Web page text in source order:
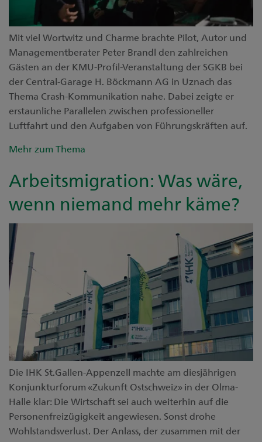
Mit viel Wortwitz und Charme brachte Pilot, Autor und
Managementberater Peter Brandl den zahlreichen
Gästen an der KMU-Profil-Veranstaltung der SGKB bei
der Central-Garage H. Böckmann AG in Uznach das
Thema Crash-Kommunikation nahe. Dabei zeigte er
erstaunliche Parallelen zwischen professioneller
Luftfahrt und den Aufgaben von Führungskräften auf.
Mehr zum Thema
Arbeitsmigration: Was wäre,
wenn niemand mehr käme?
Die IHK St.Gallen-Appenzell machte am diesjährigen
Konjunkturforum «Zukunft Ostschweiz» in der Olma-
Halle klar: Die Wirtschaft sei auch weiterhin auf die
Personenfreizügigkeit angewiesen. Sonst drohe
Wohlstandsverlust. Der Anlass, der zusammen mit der